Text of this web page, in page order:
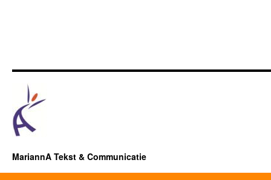
MariannA Tekst & Communicatie